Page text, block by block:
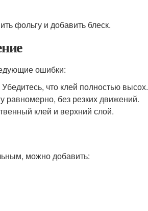
фольгу и добавить блеск.
ошибки:
Убедитесь, что клей полностью высох.
равномерно, без резких движений.
клей и верхний слой.
можно добавить: